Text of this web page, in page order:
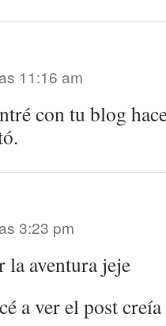
11:16 am
con tu blog
3:23 pm
la aventura jeje
a ver el post